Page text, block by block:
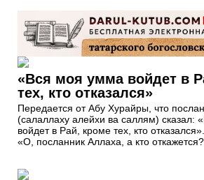
«Вся моя умма войдет в
тех, кто отказался»
Передается от Абу Хурайры, что
(салаллаху алейхи ва саллям) сказал:
войдет в Рай, кроме тех, кто
«О, посланник Аллаха, а кто